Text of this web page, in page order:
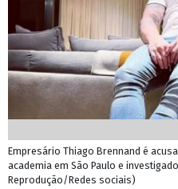
Empresário Thiago Brennand é
academia em São Paulo e
Reprodução/Redes sociais)